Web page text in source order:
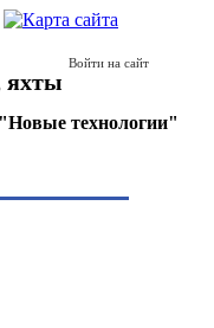
Войти на сайт
яхты
"Новые технологии"